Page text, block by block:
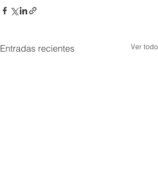
Entradas recientes Ver todo